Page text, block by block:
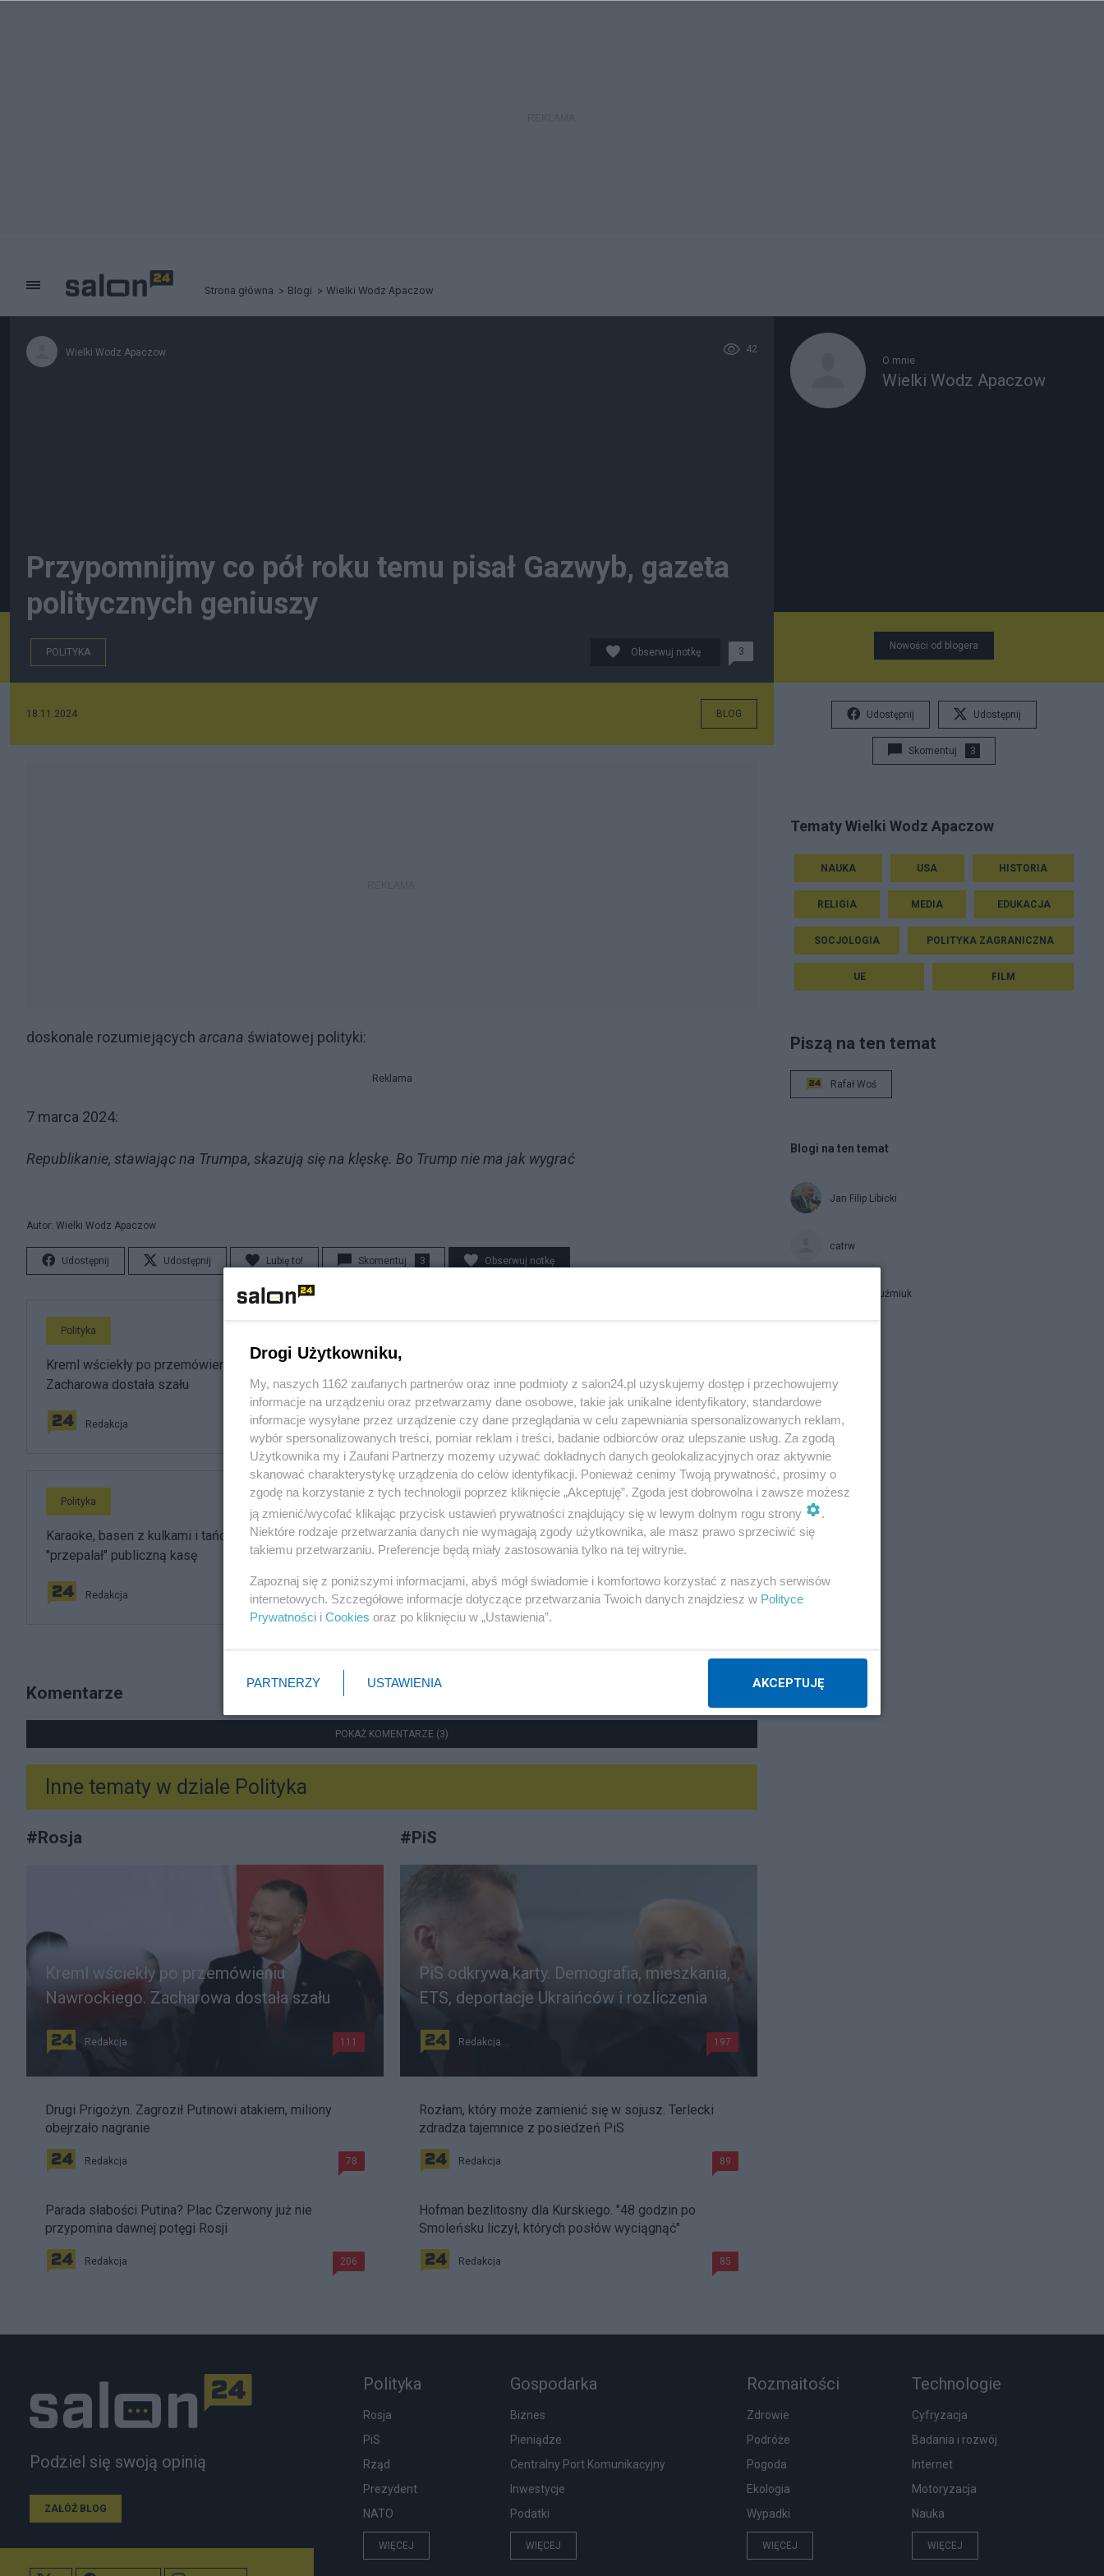
Strona główna Blogi Wielki Wodz Apaczow
Wielki Wodz Apaczow 42
Przypomnijmy co pół roku temu pisał Gazwyb, gazeta
politycznych geniuszy
POLITYKA Obserwuj notkę 3
18.11.2024 BLOG
doskonale rozumiejących arcana światowej polityki:
Reklama
7 marca 2024:
Republikanie, stawiając na Trumpa, skazują się na klęskę. Bo Trump nie ma jak wygrać
Autor: Wielki Wodz Apaczow
Udostępnij Udostępnij Lubię to! Skomentuj 3 Obserwuj notkę
Polityka
Kreml wściekły po przemówieniu Nawrockiego.
Zacharowa dostała szału
Redakcja
deportacje Ukraińców i rozliczenia
Redakcja
Polityka
Karaoke, basen z kulkami i tańce hulańce. Tak resort
"przepalał" publiczną kasę
Redakcja
Polityka
Rok z Nawrockim. Głośne weta, sojusz z USA i powrót
do Trójmorza
Redakcja
Komentarze
POKAŻ KOMENTARZE (3)
Inne tematy w dziale Polityka
#Rosja
Kreml wściekły po przemówieniu
Nawrockiego. Zacharowa dostała szału
Redakcja 111
Drugi Prigożyn. Zagroził Putinowi atakiem, miliony
obejrzało nagranie
Redakcja 78
Parada słabości Putina? Plac Czerwony już nie
przypomina dawnej potęgi Rosji
Redakcja 206
#PiS
PiS odkrywa karty. Demografia, mieszkania,
ETS, deportacje Ukraińców i rozliczenia
Redakcja 197
Rozłam, który może zamienić się w sojusz. Terlecki
zdradza tajemnice z posiedzeń PiS
Redakcja 89
Hofman bezlitosny dla Kurskiego. "48 godzin po
Smoleńsku liczył, których posłów wyciągnąć"
Redakcja 85
O mnie
Wielki Wodz Apaczow
Nowości od blogera
Udostępnij Udostępnij
Skomentuj 3
Tematy Wielki Wodz Apaczow
NAUKA USA HISTORIA
RELIGIA MEDIA EDUKACJA
SOCJOLOGIA POLITYKA ZAGRANICZNA
UE FILM
Piszą na ten temat
Rafał Woś
Blogi na ten temat
Jan Filip Libicki
catrw
Zbigniew Kuźmiuk
Podziel się swoją opinią
ZAŁÓŻ BLOG
Polityka
Rosja
PiS
Rząd
Prezydent
NATO
WIĘCEJ
Gospodarka
Biznes
Pieniądze
Centralny Port Komunikacyjny
Inwestycje
Podatki
WIĘCEJ
Rozmaitości
Zdrowie
Podróże
Pogoda
Ekologia
Wypadki
WIĘCEJ
Technologie
Cyfryzacja
Badania i rozwój
Internet
Motoryzacja
Nauka
WIĘCEJ
Drogi Użytkowniku,
My, naszych 1162 zaufanych partnerów oraz inne podmioty z salon24.pl uzyskujemy dostęp i przechowujemy
informacje na urządzeniu oraz przetwarzamy dane osobowe, takie jak unikalne identyfikatory, standardowe
informacje wysyłane przez urządzenie czy dane przeglądania w celu zapewniania spersonalizowanych reklam,
wybór spersonalizowanych treści, pomiar reklam i treści, badanie odbiorców oraz ulepszanie usług. Za zgodą
Użytkownika my i Zaufani Partnerzy możemy używać dokładnych danych geolokalizacyjnych oraz aktywnie
skanować charakterystykę urządzenia do celów identyfikacji. Ponieważ cenimy Twoją prywatność, prosimy o
zgodę na korzystanie z tych technologii poprzez kliknięcie „Akceptuję”. Zgoda jest dobrowolna i zawsze możesz
ją zmienić/wycofać klikając przycisk ustawień prywatności znajdujący się w lewym dolnym rogu strony
.
Niektóre rodzaje przetwarzania danych nie wymagają zgody użytkownika, ale masz prawo sprzeciwić się
takiemu przetwarzaniu. Preferencje będą miały zastosowania tylko na tej witrynie.
Zapoznaj się z poniższymi informacjami, abyś mógł świadomie i komfortowo korzystać z naszych serwisów
internetowych. Szczegółowe informacje dotyczące przetwarzania Twoich danych znajdziesz w Polityce
Prywatności i Cookies oraz po kliknięciu w „Ustawienia”.
PARTNERZY USTAWIENIA AKCEPTUJĘ